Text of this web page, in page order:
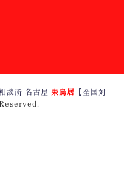
談所 名古屋 朱鳥居 【全国対